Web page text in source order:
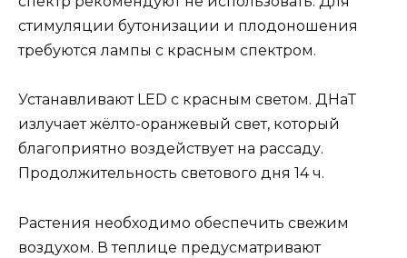
стимуляции бутонизации и плодоношения
требуются лампы с красным спектром.
Устанавливают LED c красным светом. ДНаТ
излучает жёлто-оранжевый свет, который
благоприятно воздействует на рассаду.
Продолжительность светового дня 14 ч.
Растения необходимо обеспечить свежим
воздухом. В теплице предусматривают